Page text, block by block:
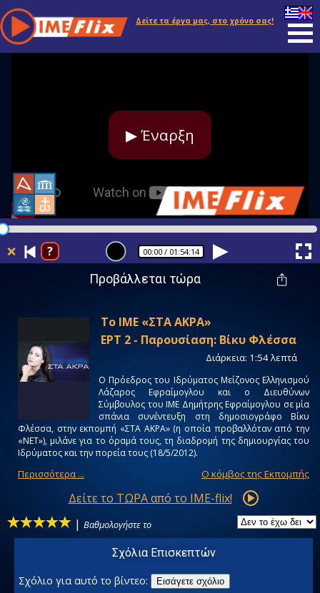
Δείτε τα έργα μας, στο χρόνο σας!
▶ Έναρξη
❌ ? 00:00 / 01:54:14
Προβάλλεται τώρα
Το ΙΜΕ «ΣΤΑ ΑΚΡΑ»
ΕΡΤ 2 - Παρουσίαση: Βίκυ Φλέσσα
Διάρκεια: 1:54 λεπτά
O Πρόεδρος του Ιδρύματος Μείζονος Ελληνισμού
Λάζαρος Εφραίμογλου και ο Διευθύνων
Σύμβουλος του ΙΜΕ Δημήτρης Εφραίμογλου σε μία
σπάνια συνέντευξη στη δημοσιογράφο Βίκυ
Φλέσσα, στην εκπομπή «ΣΤΑ ΑΚΡΑ» (η οποία προβαλλόταν από την
«ΝΕΤ»), μιλάνε για το όραμά τους, τη διαδρομή της δημιουργίας του
Ιδρύματος και την πορεία τους (18/5/2012).
Περισσότερα ... O κόμβος της Εκπομπής
Δείτε το ΤΩΡΑ από το IME-flix!
| Βαθμολογήστε το
Σχόλια Επισκεπτών
Σχόλιο για αυτό το βίντεο: Εισάγετε σχόλιο